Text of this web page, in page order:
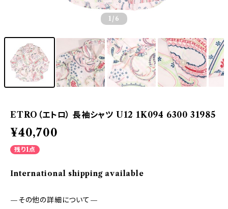
1 /6
ETRO（エトロ） 長袖シャツ U12 1K094 6300 31985
¥40,700
残り1点
International shipping available
—その他の詳細について—